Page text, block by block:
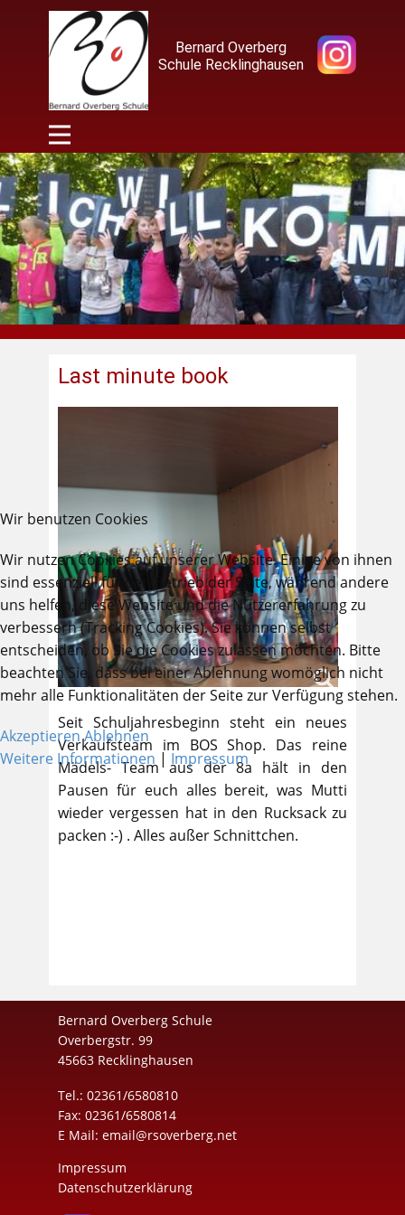
Bernard Overberg
Schule Recklinghausen
Last minute book
Seit Schuljahresbeginn steht ein neues
Verkaufsteam im BOS Shop. Das reine
Mädels- Team aus der 8a hält in den
Pausen für euch alles bereit, was Mutti
wieder vergessen hat in den Rucksack zu
packen :-) . Alles außer Schnittchen.
Bernard Overberg Schule
Overbergstr. 99
45663 Recklinghausen
Tel.: 02361/6580810
Fax: 02361/6580814
E Mail: email@rsoverberg.net
Impressum
Datenschutzerklärung
Wir benutzen Cookies
Wir nutzen Cookies auf unserer Website. Einige von ihnen
sind essenziell für den Betrieb der Seite, während andere
uns helfen, diese Website und die Nutzererfahrung zu
verbessern (Tracking Cookies). Sie können selbst
entscheiden, ob Sie die Cookies zulassen möchten. Bitte
beachten Sie, dass bei einer Ablehnung womöglich nicht
mehr alle Funktionalitäten der Seite zur Verfügung stehen.
Akzeptieren Ablehnen
Weitere Informationen | Impressum